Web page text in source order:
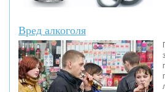
Вред алкоголя